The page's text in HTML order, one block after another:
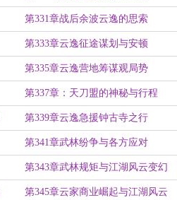
第331章战后余波云逸的思索
第333章云逸征途谋划与安顿
第335章云逸营地筹谋观局势
第337章：天刀盟的神秘与行程
第339章云逸急援钟古寺之行
第341章武林纷争与各方应对
第343章武林规矩与江湖风云变幻
第345章云家商业崛起与江湖风云